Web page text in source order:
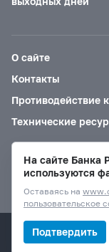
О сайте
Контакты
Противодействие
Технические
Версия для
© Банк России,
На сайте Банка
используются
Оставаясь на
пользовательское
Подтвердить